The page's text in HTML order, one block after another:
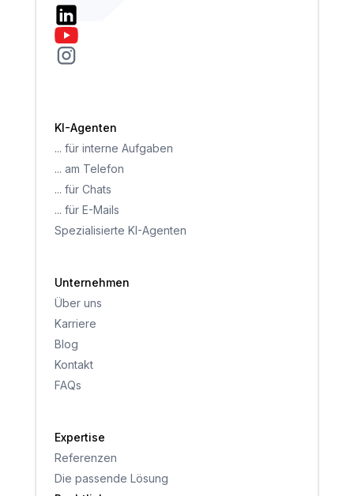
KI-Agenten
... für interne Aufgaben
... am Telefon
... für Chats
... für E-Mails
Spezialisierte KI-Agenten
Unternehmen
Über uns
Karriere
Blog
Kontakt
FAQs
Expertise
Referenzen
Die passende Lösung